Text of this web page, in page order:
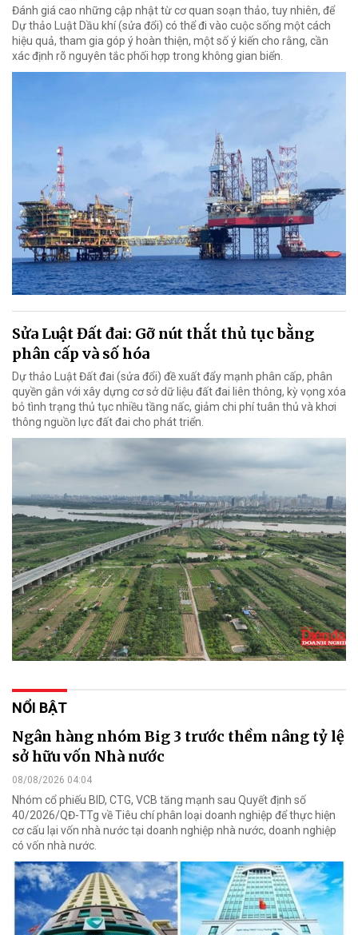
Đánh giá cao những cập nhật từ cơ quan soạn thảo, tuy nhiên, để
Dự thảo Luật Dầu khí (sửa đổi) có thể đi vào cuộc sống một cách
hiệu quả, tham gia góp ý hoàn thiện, một số ý kiến cho rằng, cần
xác định rõ nguyên tắc phối hợp trong không gian biển.
Sửa Luật Đất đai: Gỡ nút thắt thủ tục bằng
phân cấp và số hóa
Dự thảo Luật Đất đai (sửa đổi) đề xuất đẩy mạnh phân cấp, phân
quyền gắn với xây dựng cơ sở dữ liệu đất đai liên thông, kỳ vọng xóa
bỏ tình trạng thủ tục nhiều tầng nấc, giảm chi phí tuân thủ và khơi
thông nguồn lực đất đai cho phát triển.
NỔI BẬT
Ngân hàng nhóm Big 3 trước thềm nâng tỷ lệ
sở hữu vốn Nhà nước
08/08/2026 04:04
Nhóm cổ phiếu BID, CTG, VCB tăng mạnh sau Quyết định số
40/2026/QĐ-TTg về Tiêu chí phân loại doanh nghiệp để thực hiện
cơ cấu lại vốn nhà nước tại doanh nghiệp nhà nước, doanh nghiệp
có vốn nhà nước.